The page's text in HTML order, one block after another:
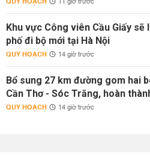
Khu vực Công viên Cầu Giấy sẽ
phố đi bộ mới tại Hà Nội
QUY HOẠCH 14 giờ trước
Bổ sung 27 km đường gom hai
Cần Thơ - Sóc Trăng, hoàn
QUY HOẠCH 14 giờ trước